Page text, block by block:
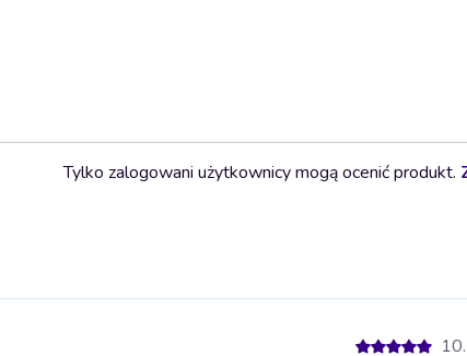
Tylko zalogowani użytkownicy mogą ocenić produkt.